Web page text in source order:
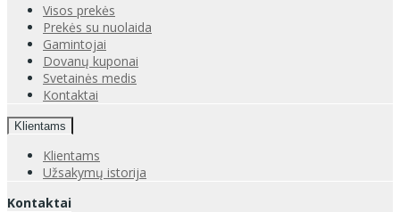
Visos prekės
Prekės su nuolaida
Gamintojai
Dovanų kuponai
Svetainės medis
Kontaktai
Klientams
Klientams
Užsakymų istorija
Kontaktai